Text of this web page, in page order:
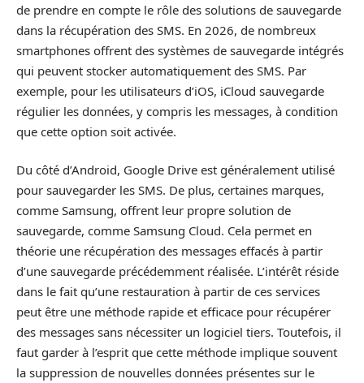
de prendre en compte le rôle des solutions de sauvegarde
dans la récupération des SMS. En 2026, de nombreux
smartphones offrent des systèmes de sauvegarde intégrés
qui peuvent stocker automatiquement des SMS. Par
exemple, pour les utilisateurs d’iOS, iCloud sauvegarde
régulier les données, y compris les messages, à condition
que cette option soit activée.
Du côté d’Android, Google Drive est généralement utilisé
pour sauvegarder les SMS. De plus, certaines marques,
comme Samsung, offrent leur propre solution de
sauvegarde, comme Samsung Cloud. Cela permet en
théorie une récupération des messages effacés à partir
d’une sauvegarde précédemment réalisée. L’intérêt réside
dans le fait qu’une restauration à partir de ces services
peut être une méthode rapide et efficace pour récupérer
des messages sans nécessiter un logiciel tiers. Toutefois, il
faut garder à l’esprit que cette méthode implique souvent
la suppression de nouvelles données présentes sur le